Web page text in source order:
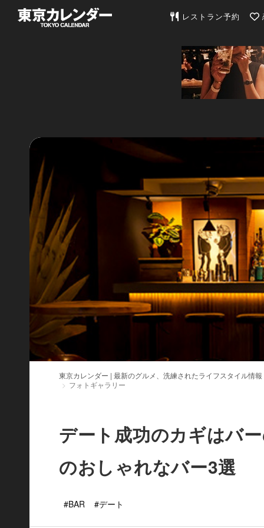
東京カレンダー | 最新
レストラン予約
東京カレンダー | 最新のグルメ、洗練されたライフスタイル情報
フォトギャラリー
デート成功のカギはバ
のおしゃれなバー3選
#BAR #デート